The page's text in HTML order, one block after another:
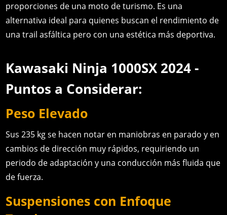
proporciones de una moto de turismo. Es una
alternativa ideal para quienes buscan el rendimiento de
una trail asfáltica pero con una estética más deportiva.
Kawasaki Ninja 1000SX 2024 -
Puntos a Considerar:
Peso Elevado
Sus 235 kg se hacen notar en maniobras en parado y en
cambios de dirección muy rápidos, requiriendo un
periodo de adaptación y una conducción más fluida que
de fuerza.
Suspensiones con Enfoque